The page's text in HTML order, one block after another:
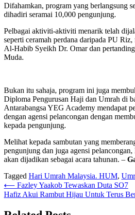
Difahamkan, program yang berlangsung
dihadiri seramai 10,000 pengunjung.
Pelbagai aktiviti-aktiviti menarik telah
seperti ceramah perdana daripada PU Riz,
Al-Habib Syeikh Dr. Omar dan
Muda.
Bukan itu sahaja, program ini juga
Diploma Pengurusan Haji dan Umrah di
Antarabangsa YEG Academy mendapat
dengan agensi pelancongan dengan
kepada pengunjung.
Melihat kepada sambutan yang
pengunjung dan juga agensi
akan dijadikan sebagai acara tahunan. –
Tagged Hari Umrah Malaysia. HUM,
Post
navigation
⟵ Fazley Yaakob Tewaskan Duta SO7
Hafiz Akui Rambut Hijau Untuk Terus